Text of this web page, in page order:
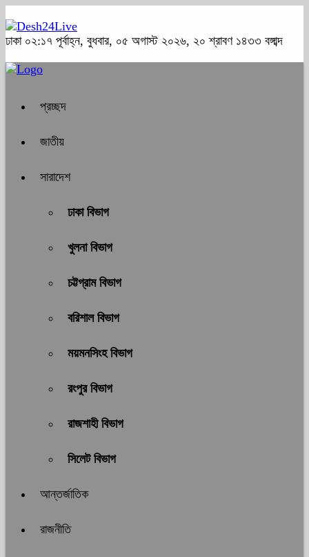
ঢাকা ০২:১৭ পূর্বাহ্ন, বুধবার, ০৫ অগাস্ট ২০২৬, ২০ শ্রাবণ ১৪৩৩ বঙ্গাব্দ
প্রচ্ছদ
জাতীয়
সারাদেশ
ঢাকা বিভাগ
খুলনা বিভাগ
চট্টগ্রাম বিভাগ
বরিশাল বিভাগ
ময়মনসিংহ বিভাগ
রংপুর বিভাগ
রাজশাহী বিভাগ
সিলেট বিভাগ
আন্তর্জাতিক
রাজনীতি